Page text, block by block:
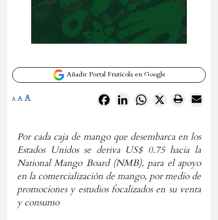
Añadir Portal Frutícola en Google
FacebookLinkedInWhatsApp
X
A A A
Por cada caja de mango que desembarca en los
Estados Unidos se deriva US$ 0.75 hacia la
National Mango Board (NMB), para el apoyo
en la comercialización de mango, por medio de
promociones y estudios focalizados en su venta
y consumo